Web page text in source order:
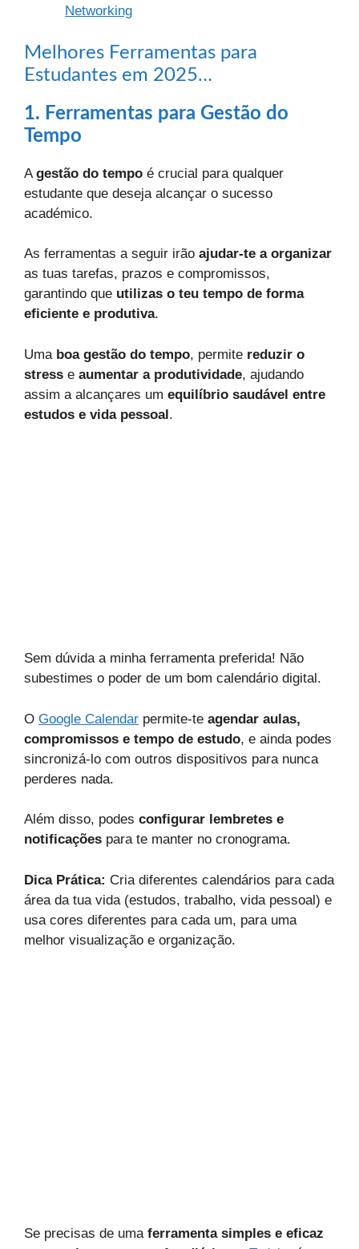
Networking
Melhores Ferramentas para
Estudantes em 2025…
1. Ferramentas para Gestão do
Tempo
A gestão do tempo é crucial para qualquer
estudante que deseja alcançar o sucesso
académico.
As ferramentas a seguir irão ajudar-te a organizar
as tuas tarefas, prazos e compromissos,
garantindo que utilizas o teu tempo de forma
eficiente e produtiva.
Uma boa gestão do tempo, permite reduzir o
stress e aumentar a produtividade, ajudando
assim a alcançares um equilíbrio saudável entre
estudos e vida pessoal.
Sem dúvida a minha ferramenta preferida! Não
subestimes o poder de um bom calendário digital.
O Google Calendar permite-te agendar aulas,
compromissos e tempo de estudo, e ainda podes
sincronizá-lo com outros dispositivos para nunca
perderes nada.
Além disso, podes configurar lembretes e
notificações para te manter no cronograma.
Dica Prática: Cria diferentes calendários para cada
área da tua vida (estudos, trabalho, vida pessoal) e
usa cores diferentes para cada um, para uma
melhor visualização e organização.
Se precisas de uma ferramenta simples e eficaz